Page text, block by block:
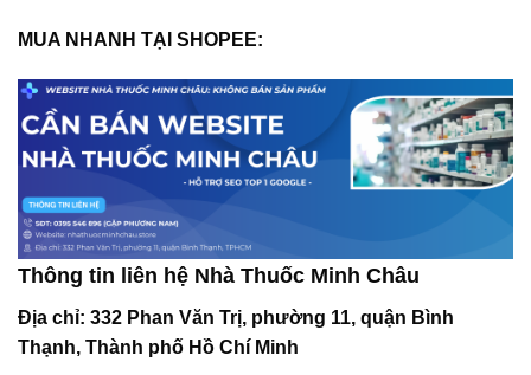
MUA NHANH TẠI SHOPEE:
Thông tin liên hệ Nhà Thuốc Minh Châu
Địa chỉ: 332 Phan Văn Trị, phường 11, quận Bình
Thạnh, Thành phố Hồ Chí Minh